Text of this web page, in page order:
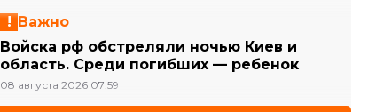
Важно
Войска рф обстреляли ночью Киев и
область. Среди погибших — ребенок
08 августа 2026 07:59